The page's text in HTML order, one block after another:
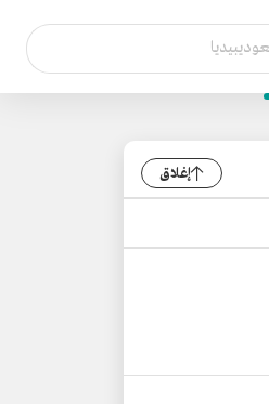
إغلاق